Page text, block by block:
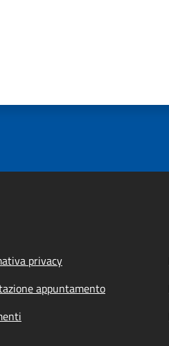
privacy
appuntamento